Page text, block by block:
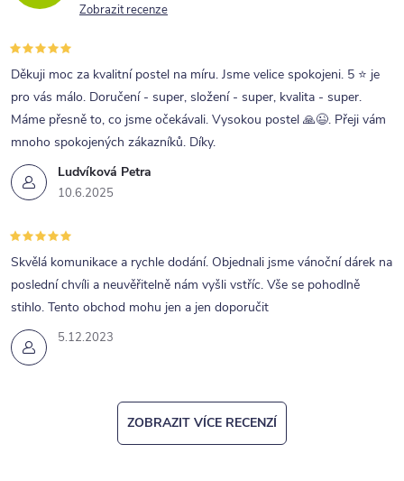
Zobrazit recenze
Ludvíková Petra
10.6.2025
Děkuji moc za kvalitní postel na míru. Jsme velice spokojeni. 5 ⭐ je
pro vás málo. Doručení - super, složení - super, kvalita - super.
Máme přesně to, co jsme očekávali. Vysokou postel 🙏😉. Přeji vám
mnoho spokojených zákazníků. Díky.
5.12.2023
Skvělá komunikace a rychle dodání. Objednali jsme vánoční dárek na
poslední chvíli a neuvěřitelně nám vyšli vstříc. Vše se pohodlně
stihlo. Tento obchod mohu jen a jen doporučit
ZOBRAZIT VÍCE RECENZÍ